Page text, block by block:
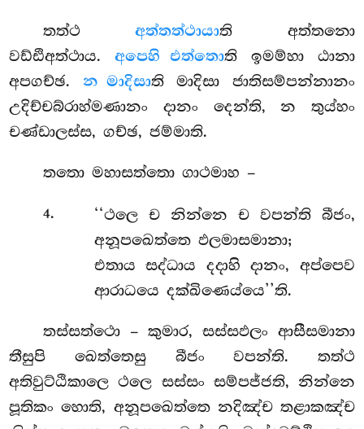
තත්ථඅත්තත්ථායාති අත්තනො
වඩ්ඪිඅත්ථාය.අපෙහි එත්තොති ඉමම්හා ඨානා
අපගච්ඡ. න මාදිසාති මාදිසා ජාතිසම්පන්නානං
උදිච්චබ්රාහ්මණානං දානං දෙන්ති, න තුය්හං
චණ්ඩාලස්ස, ගච්ඡ, ජම්මාති.
තතො මහාසත්තො ගාථමාහ –
4.
‘‘ථලෙ ච නින්නෙ ච වපන්ති බීජං,
අනූපඛෙත්තෙ ඵලමාසමානා;
එතාය සද්ධාය දදාහි දානං, අප්පෙව
ආරාධයෙ දක්ඛිණෙය්යෙ’’ති.
තස්සත්ථො – කුමාර, සස්සඵලං ආසීසමානා
තීසුපි ඛෙත්තෙසු බීජං වපන්ති. තත්ථ
අතිවුට්ඨිකාලෙ ථලෙ සස්සං සම්පජ්ජති, නින්නෙ
පූතිකං හොති, අනූපඛෙත්තෙ නදිඤ්ච තළාකඤ්ච